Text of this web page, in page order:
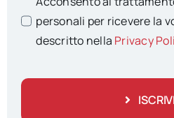
personali per ricevere la
descritto nella Privacy